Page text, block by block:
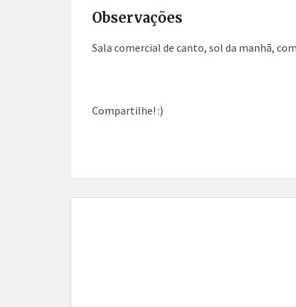
Observações
Sala comercial de canto, sol da manhã,
Compartilhe! :)